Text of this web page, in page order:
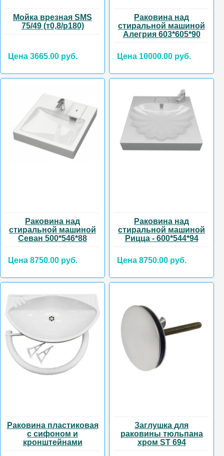
Мойка врезная SMS
75/49 (т0,8/р180)
Цена 3665.00 руб.
Раковина над
стиральной машиной
Алегрия 603*605*90
Цена 10000.00 руб.
Раковина над
стиральной машиной
Севан 500*546*88
Цена 8750.00 руб.
Раковина над
стиральной машиной
Рицца - 600*544*94
Цена 8750.00 руб.
Раковина пластиковая
с сифоном и
кронштейнами
Заглушка для
раковины тюльпана
хром ST 694